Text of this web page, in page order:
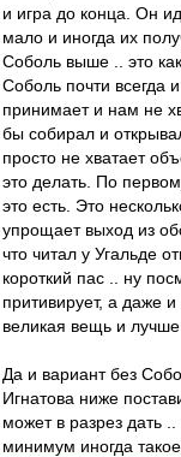
и игра до конца. Он
мало и иногда их
Соболь выше .. это
Соболь почти всегда
принимает и нам не
бы собирал и
просто не хватает
это делать. По
это есть. Это
упрощает выход из
что читал у Угальде
короткий пас .. ну
притивирует, а даже
великая вещь и
Да и вариант без
Игнатова ниже
может в разрез дать
минимум иногда